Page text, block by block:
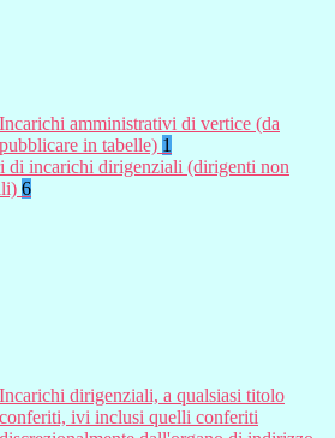
Incarichi amministrativi di vertice (da
pubblicare in tabelle) 1
di incarichi dirigenziali (dirigenti non
6
Incarichi dirigenziali, a qualsiasi titolo
conferiti, ivi inclusi quelli conferiti